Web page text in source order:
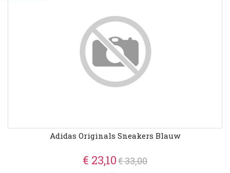
Adidas Originals Sneakers Blauw
€ 23,10€ 33,00